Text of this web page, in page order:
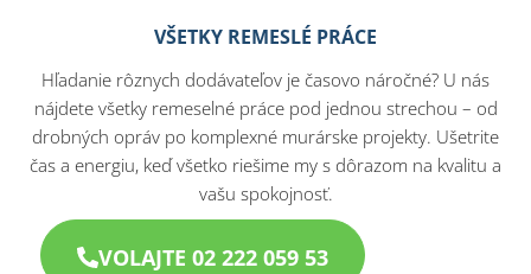
VŠETKY REMESLÉ PRÁCE
Hľadanie rôznych dodávateľov je časovo náročné? U nás
nájdete všetky remeselné práce pod jednou strechou – od
drobných opráv po komplexné murárske projekty. Ušetrite
čas a energiu, keď všetko riešime my s dôrazom na kvalitu a
vašu spokojnosť.
VOLAJTE 02 222 059 53